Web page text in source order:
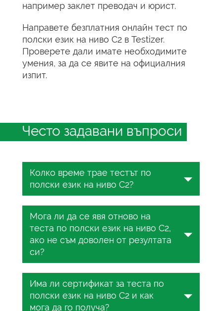
например заклет преводач и юрист.
Направете безплатния онлайн тест по
полски език на ниво C2 в Testizer.
Проверете дали имате необходимите
умения, за да се явите на официалния
изпит.
Често задавани въпроси
Колко време трае тестът по
полски език на ниво C2?
Тестът по полски език трае от 25 до
45 минути в зависимост от нивото по
CEFR. През това време ще трябва да
отговорите на 25 въпроса с избор на
Мога ли да се явя отново на
теста по полски език на ниво C2,
ако не съм доволен от резултата
си?
Да, онлайн тестът по полски език в
TESTIZER е напълно безплатен. Явете
се на теста колкото пъти искате.
Има ли сертификат за теста по
полски език на ниво C2 и как
мога да го получа?